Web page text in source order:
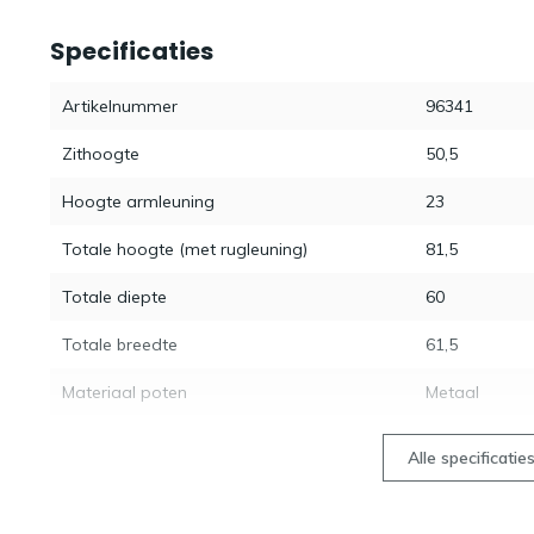
Specificaties
Artikelnummer 96341
Zithoogte 50,5
Hoogte armleuning 23
Totale hoogte (met rugleuning) 81,5
Totale diepte 60
Totale breedte 61,5
Materiaal poten Metaal
Alle